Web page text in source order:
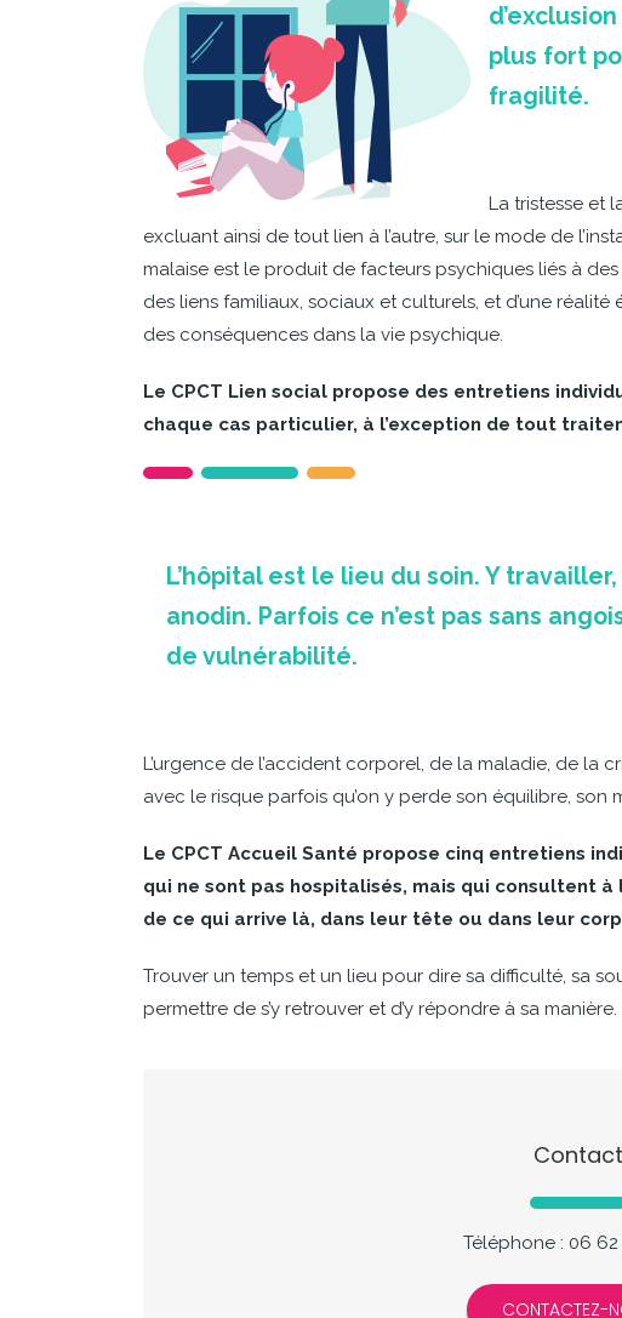
plus fort
fragilité.
La tristesse et
excluant ainsi de tout lien à l’autre, sur le mode de
malaise est le produit de facteurs psychiques liés à
des liens familiaux, sociaux et culturels, et d’une
des conséquences dans la vie psychique.
Le CPCT Lien social propose des entretiens
chaque cas particulier, à l’exception de tout
L’hôpital est le lieu du soin. Y
anodin. Parfois ce n’est pas sans
de vulnérabilité.
L’urgence de l’accident corporel, de la maladie, de la
avec le risque parfois qu’on y perde son équilibre, son
Le CPCT Accueil Santé propose cinq entretiens
qui ne sont pas hospitalisés, mais qui consultent
de ce qui arrive là, dans leur tête ou dans leur
Trouver un temps et un lieu pour dire sa difficulté, sa
permettre de s’y retrouver et d’y répondre à sa manière.
Contact
Téléphone : 06 62
CONTACTEZ-